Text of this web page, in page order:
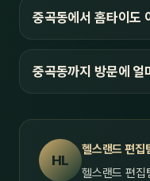
중곡동에서 홈타이도
중곡동까지 방문에 얼
HL
헬스랜드 편집
헬스랜드 편집